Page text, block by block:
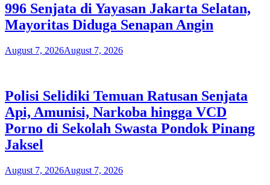
996 Senjata di Yayasan Jakarta Selatan,
Mayoritas Diduga Senapan Angin
August 7, 2026August 7, 2026
Polisi Selidiki Temuan Ratusan Senjata
Api, Amunisi, Narkoba hingga VCD
Porno di Sekolah Swasta Pondok Pinang
Jaksel
August 7, 2026August 7, 2026